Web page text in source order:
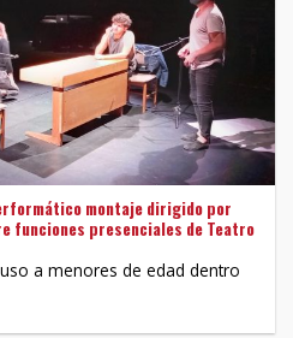
montaje dirigido por
funciones presenciales de Teatro
a menores de edad dentro